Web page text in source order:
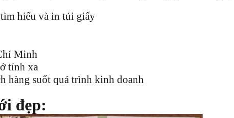
hiểu và in túi giấy
Minh
tỉnh xa
hàng suốt quá trình kinh doanh
đẹp: